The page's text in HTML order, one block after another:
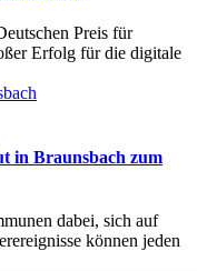
Preis für
Erfolg für die digitale
in Braunsbach zum
dabei, sich auf
können jeden